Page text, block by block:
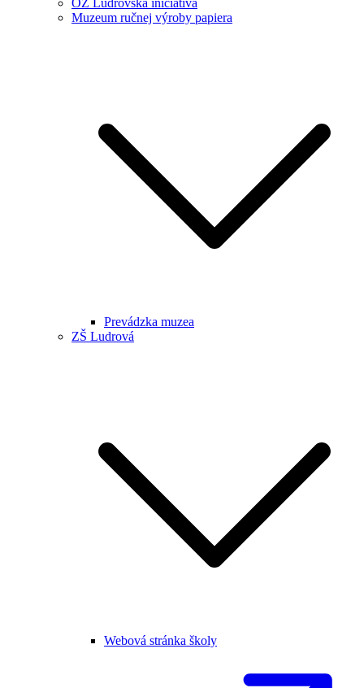
OZ Ludrovská iniciatíva
Muzeum ručnej výroby papiera
Prevádzka muzea
ZŠ Ludrová
Webová stránka školy